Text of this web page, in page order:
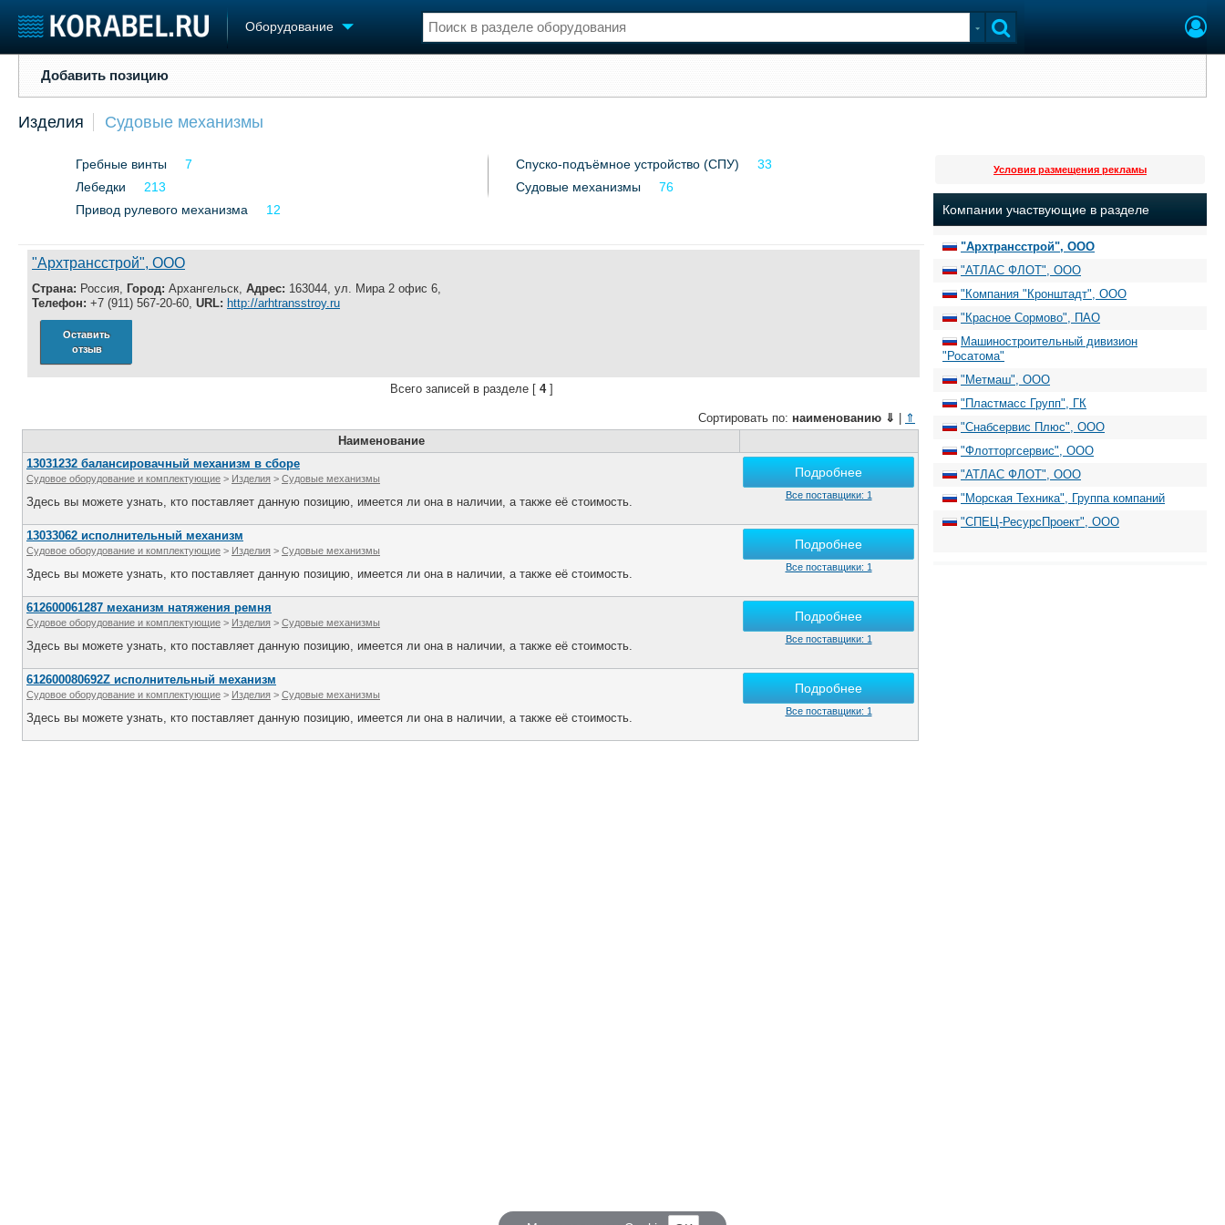
Оборудование
Судостроение
Пульс
Компании
Репутация
Журнал
Реклама
Торговая площадка
Доска объявлений
Оборудование
Материалы
Конференции
Флот
Отзывы
Все службы
Добавить позицию
Изделия Судовые механизмы
Гребные винты
7
Лебедки
213
Привод рулевого механизма
12
Спуско-подъёмное устройство (СПУ)
33
Судовые механизмы
76
"Архтрансстрой", ООО
Страна: Россия, Город: Архангельск, Адрес: 163044, ул. Мира 2 офис 6,
Телефон: +7 (911) 567-20-60, URL: http://arhtransstroy.ru
Оставить
отзыв
Всего записей в разделе [ 4]
Сортировать по: наименованию ⇓
⇑
Наименование
13031232 балансировачный механизм в сборе
Судовое оборудование и комплектующие > Изделия > Судовые механизмы
Здесь вы можете узнать, кто поставляет данную позицию, имеется ли она в наличии, а также её стоимость.
Подробнее
Все поставщики: 1
13033062 исполнительный механизм
Судовое оборудование и комплектующие > Изделия > Судовые механизмы
Здесь вы можете узнать, кто поставляет данную позицию, имеется ли она в наличии, а также её стоимость.
Подробнее
Все поставщики: 1
612600061287 механизм натяжения ремня
Судовое оборудование и комплектующие > Изделия > Судовые механизмы
Здесь вы можете узнать, кто поставляет данную позицию, имеется ли она в наличии, а также её стоимость.
Подробнее
Все поставщики: 1
612600080692Z исполнительный механизм
Судовое оборудование и комплектующие > Изделия > Судовые механизмы
Здесь вы можете узнать, кто поставляет данную позицию, имеется ли она в наличии, а также её стоимость.
Подробнее
Все поставщики: 1
Условия размещения рекламы
Компании участвующие в разделе
"Архтрансстрой", ООО
"АТЛАС ФЛОТ", ООО
"Компания "Кронштадт", ООО
"Красное Сормово", ПАО
Машиностроительный дивизион
"Росатома"
"Метмаш", ООО
"Пластмасс Групп", ГК
"Снабсервис Плюс", ООО
"Флотторгсервис", ООО
"АТЛАС ФЛОТ", ООО
"Морская Техника", Группа компаний
"СПЕЦ-РесурсПроект", ООО